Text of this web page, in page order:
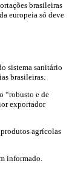
brasileiras
europeia só deve
sistema sanitário
brasileiras.
“robusto e de
exportador
agrícolas
informado.